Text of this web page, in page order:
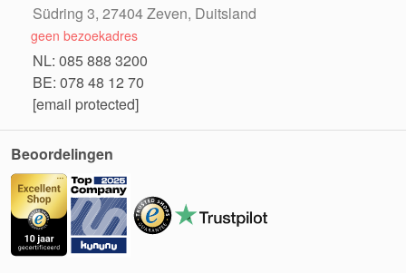
Südring 3, 27404 Zeven, Duitsland
geen bezoekadres
NL: 085 888 3200
BE: 078 48 12 70
[email protected]
Beoordelingen